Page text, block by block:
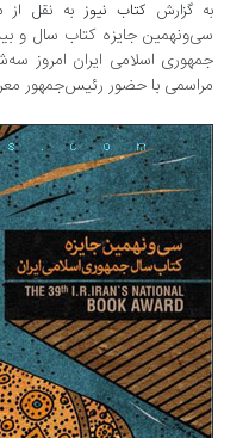
گزارشکتاب نیوز به نقل ازمهر،
جایزه کتاب سال و
با حضور رئیس‌جمهور معرفی